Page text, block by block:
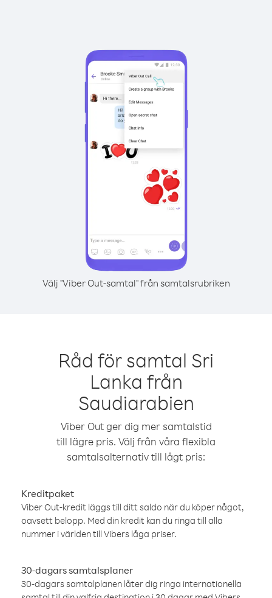
Välj "Viber Out-samtal" från samtalsrubriken
Råd för samtal Sri
Lanka från
Saudiarabien
Viber Out ger dig mer samtalstid
till lägre pris. Välj från våra flexibla
samtalsalternativ till lågt pris:
Kreditpaket
Viber Out-kredit läggs till ditt saldo när du köper något,
oavsett belopp. Med din kredit kan du ringa till alla
nummer i världen till Vibers låga priser.
30-dagars samtalsplaner
30-dagars samtalplanen låter dig ringa internationella